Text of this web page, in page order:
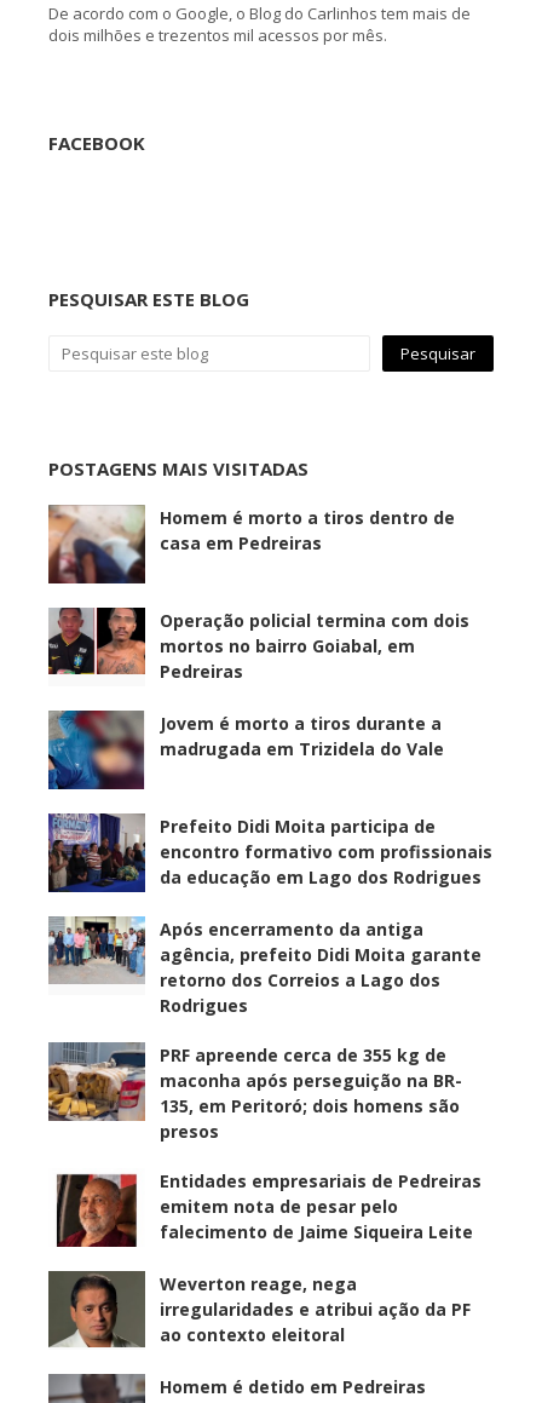
De acordo com o Google, o Blog do Carlinhos tem mais de
dois milhões e trezentos mil acessos por mês.
FACEBOOK
PESQUISAR ESTE BLOG
POSTAGENS MAIS VISITADAS
Homem é morto a tiros dentro de
casa em Pedreiras
Operação policial termina com dois
mortos no bairro Goiabal, em
Pedreiras
Jovem é morto a tiros durante a
madrugada em Trizidela do Vale
Prefeito Didi Moita participa de
encontro formativo com profissionais
da educação em Lago dos Rodrigues
Após encerramento da antiga
agência, prefeito Didi Moita garante
retorno dos Correios a Lago dos
Rodrigues
PRF apreende cerca de 355 kg de
maconha após perseguição na BR-
135, em Peritoró; dois homens são
presos
Entidades empresariais de Pedreiras
emitem nota de pesar pelo
falecimento de Jaime Siqueira Leite
Weverton reage, nega
irregularidades e atribui ação da PF
ao contexto eleitoral
Homem é detido em Pedreiras